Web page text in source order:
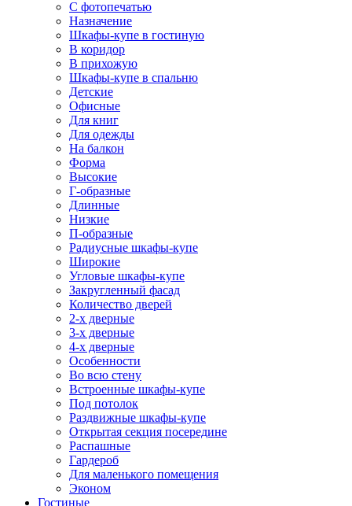
С фотопечатью
Назначение
Шкафы-купе в гостиную
В коридор
В прихожую
Шкафы-купе в спальню
Детские
Офисные
Для книг
Для одежды
На балкон
Форма
Высокие
Г-образные
Длинные
Низкие
П-образные
Радиусные шкафы-купе
Широкие
Угловые шкафы-купе
Закругленный фасад
Количество дверей
2-х дверные
3-х дверные
4-х дверные
Особенности
Во всю стену
Встроенные шкафы-купе
Под потолок
Раздвижные шкафы-купе
Открытая секция посередине
Распашные
Гардероб
Для маленького помещения
Эконом
Гостиные